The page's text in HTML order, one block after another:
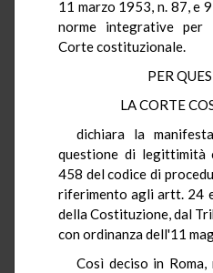
11 marzo 1953, n. 87, e
norme integrative
Corte costituzionale.
PER
LA CORTE
dichiara la
questione di legittimità
458 del codice di
riferimento agli artt. 24
della Costituzione, dal
con ordinanza dell'11
Così deciso in